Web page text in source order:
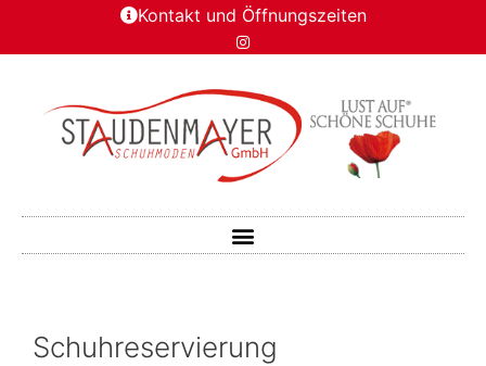
Kontakt und Öffnungszeiten
Schuhreservierung